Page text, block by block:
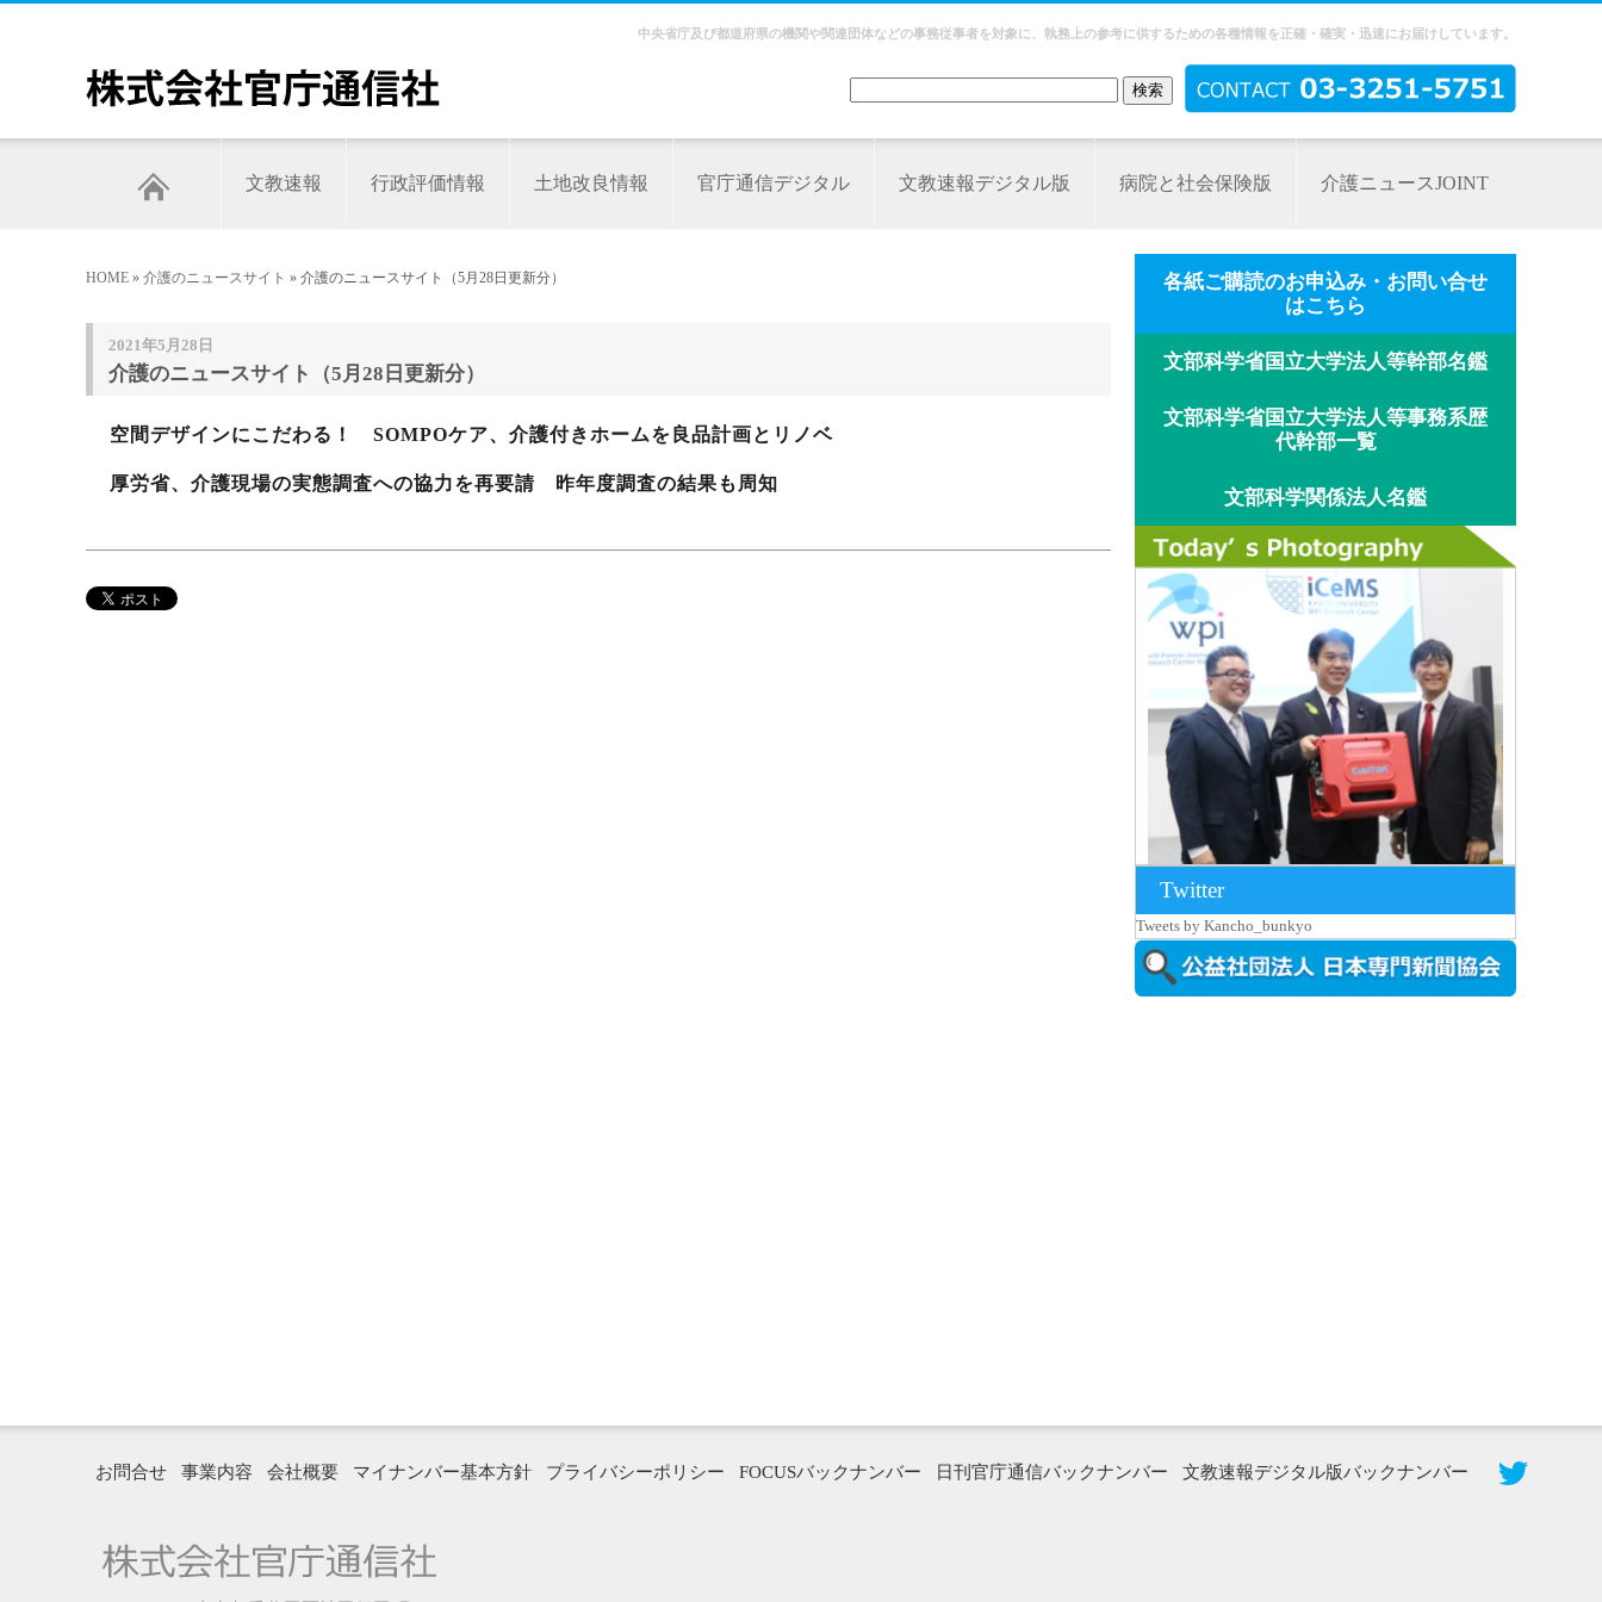
中央省庁及び都道府県の機関や関連団体などの事務従事者を対象に、執務上の参考に供するための各種情報を正確・確実・迅速にお届けしています。
文教速報 行政評価情報 土地改良情報 官庁通信デジタル 文教速報デジタル版 病院と社会保険版 介護ニュースJOINT
HOME » 介護のニュースサイト » 介護のニュースサイト（5月28日更新分）
2021年5月28日
介護のニュースサイト（5月28日更新分）
空間デザインにこだわる！ SOMPOケア、介護付きホームを良品計画とリノベ
厚労省、介護現場の実態調査への協力を再要請 昨年度調査の結果も周知
各紙ご購読のお申込み・お問い合せ
はこちら
文部科学省国立大学法人等幹部名鑑
文部科学省国立大学法人等事務系歴
代幹部一覧
文部科学関係法人名鑑
京都大iCeMS等を視察した松本文部科学
大...
Twitter
Tweets by Kancho_bunkyo
お問合せ 事業内容 会社概要 マイナンバー基本方針 プライバシーポリシー FOCUSバックナンバー 日刊官庁通信バックナンバー 文教速報デジタル版バックナンバー